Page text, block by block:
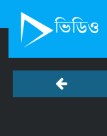
ভিডিও